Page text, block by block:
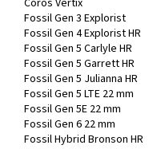
Fossil Gen 3 Explorist
Fossil Gen 4 Explorist HR
Fossil Gen 5 Carlyle HR
Fossil Gen 5 Garrett HR
Fossil Gen 5 Julianna HR
Fossil Gen 5 LTE 22 mm
Fossil Gen 5E 22 mm
Fossil Gen 6 22 mm
Fossil Hybrid Bronson HR